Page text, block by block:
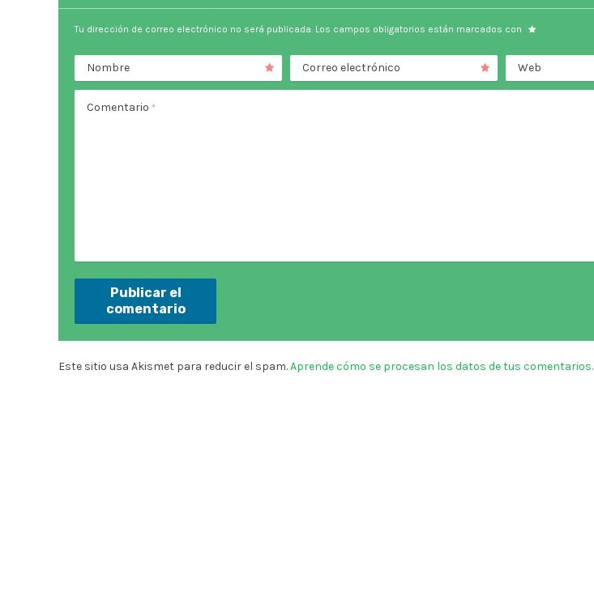
Tu dirección de correo electrónico no será publicada. Los campos obligatorios están marcados con
Nombre Correo electrónico Web
Comentario *
Este sitio usa Akismet para reducir el spam.Aprende cómo se procesan los datos de tus comentarios.